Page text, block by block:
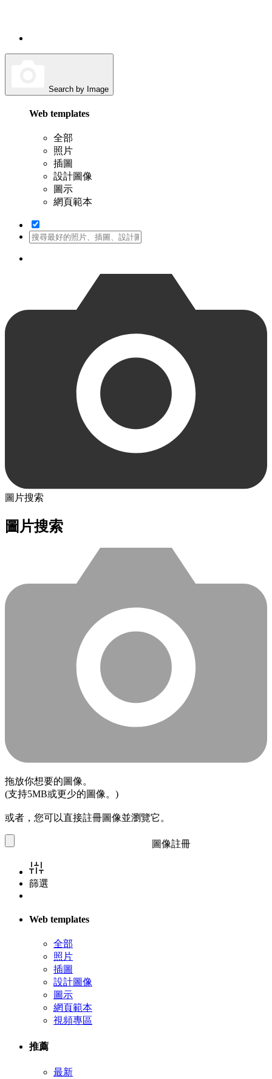
Search by Image
Web templates
全部
照片
插圖
設計圖像
圖示
網頁範本
圖片搜索
圖片搜索
拖放你想要的圖像。
(支持5MB或更少的圖像。)
或者，您可以直接註冊圖像並瀏覽它。
圖像註冊
篩選
Web templates
全部
照片
插圖
設計圖像
圖示
網頁範本
視頻專區
推薦
最新